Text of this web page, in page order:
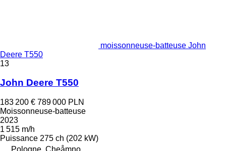
moissonneuse-batteuse John
Deere T550
13
John Deere T550
183 200 € 789 000 PLN
Moissonneuse-batteuse
2023
1 515 m/h
Puissance 275 ch (202 kW)
Pologne, Cheåmno